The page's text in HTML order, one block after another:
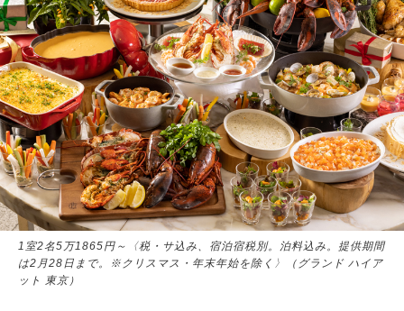
1室2名5万1865円～〈税・サ込み、宿泊宿税別。泊料込み。提供期間
は2月28日まで。※クリスマス・年末年始を除く〉（グランド ハイア
ット 東京）